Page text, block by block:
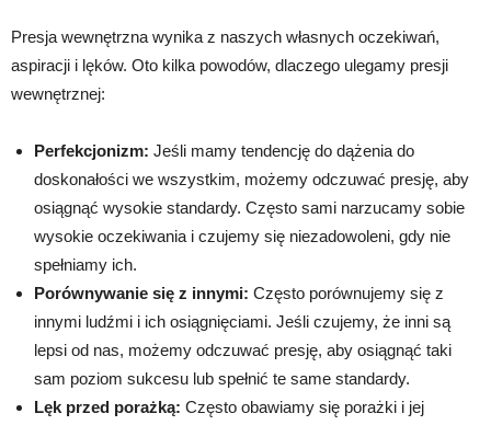
Presja wewnętrzna wynika z naszych własnych oczekiwań,
aspiracji i lęków. Oto kilka powodów, dlaczego ulegamy presji
wewnętrznej:
Perfekcjonizm: Jeśli mamy tendencję do dążenia do
doskonałości we wszystkim, możemy odczuwać presję, aby
osiągnąć wysokie standardy. Często sami narzucamy sobie
wysokie oczekiwania i czujemy się niezadowoleni, gdy nie
spełniamy ich.
Porównywanie się z innymi: Często porównujemy się z
innymi ludźmi i ich osiągnięciami. Jeśli czujemy, że inni są
lepsi od nas, możemy odczuwać presję, aby osiągnąć taki
sam poziom sukcesu lub spełnić te same standardy.
Lęk przed porażką: Często obawiamy się porażki i jej